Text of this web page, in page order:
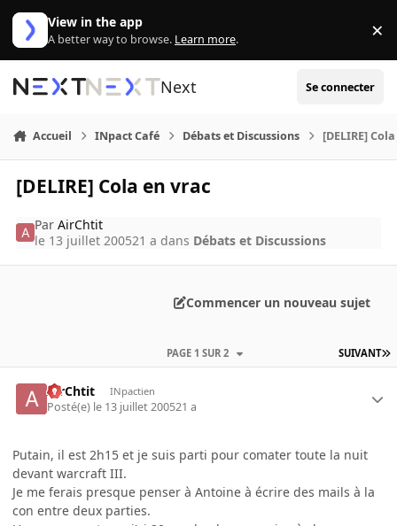
Aller au contenu
View in the app
A better way to browse. Learn more. ×
Next Se connecter
Accueil INpact Café Débats et Discussions [DELIRE]
[DELIRE] Cola en vrac
ParAirChtit
le 13 juillet 200521 a dans Débats et Discussions
Commencer un nouveau sujet
SUIVANT
PAGE 1 SUR 2
AirChtit INpactien
Posté(e) le 13 juillet 200521 a
Putain, il est 2h15 et je suis parti pour comater toute la nuit
devant warcraft III.
Je me ferais presque penser à Antoine à écrire des mails à la
con entre deux parties.